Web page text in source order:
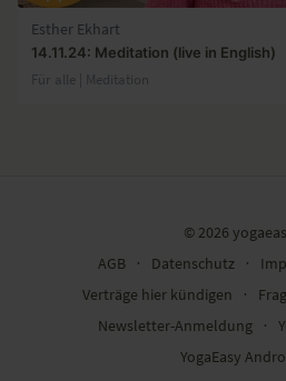
Esther Ekhart
14.11.24: Meditation (live in English)
Für alle | Meditation
© 2026
AGB
∙ Datenschutz ∙
Verträge hier kündigen
∙
Newsletter-Anmeldung
∙
YogaEasy